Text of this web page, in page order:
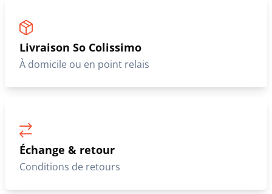
Livraison So Colissimo
À domicile ou en point relais
Échange & retour
Conditions de retours